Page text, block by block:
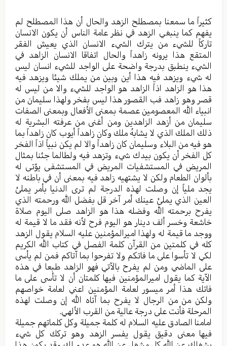
كثيراً ما سمعنا بمصطلح الزهد والحال أن هذا المصطلح لم
يفهم كما ينبغي الزهد في نظر عامة الناس أن يكون الانسان
تاركاً للشيء من يترك الشيء الانسان الذي يعيش الفقر
المتقع هذا يرونه زاهداً والحال اتفاقا الانسان الزاهد في
الشيء ينطبق بدرجة واضحة على الواجد للشيء انسان ليس
له شيء ويزهد فيه هذا أين وبين من يملك شيئا ويزهد فيه
هذا هو الزاهد اذاً الزاهد هو الواجد للشيء والا من ليس له
قصر وهو زاهد فب القصور هذا ليس بفخر ولهذا سليمان من
انبياء الله المعصومين عصمة بمعنى الأفعال وبمعنى الصفات
سليمان من أزهد الزاهدين ومن أغنى من عرفته البشرية له
ذلك الملك الذي لا يشابهُ ملك وكان زاهداً أيوب كان زاهداً بما
هو فيه من البلاء وسليمان كان زاهداً والا لم يكن نبياً اذاً الفخر
كل الفخر أن يكون بيدك شيء وتزهد فيه ولطالما جئنا بمثال
المريض في المستشفيات المريض في المستشفى يؤتى له
بألوان الطعام ولكن لا يشتهيه زاهد فيه بمعنى أن في باطنه لا
يجد ملياً إن وصلت لهذه الدرجة لم ترى الدنيا بأمر يملئ
العين الذي يملئ عينك أمر آخر قل بفضل الله ورحمته الذي
يفرح برحمته الله وفضله هذا هو الزاهد صلى اليوم صلاة
خاشعة وخسر ألف دينار هو اليوم فرح لأنه فقد ما لا قيمة له
ووجد ما قيمة له ولهذا اميرالمؤمنين عليه السلام يقول الزهد
كله في كلمتين من القرآن كلمة الفصل في كتاب الله الكريم
لكي لا تأسوا على ما فاتكم ولا تفرحوا بما آتاكم فمن لم يأسى
على الماضي ومن لم يفرح بالآتي فهو الزاهد طبعا في هذه
الآية كما يقول اميرالمؤمنين فيها كلمتان أن لا تأسى على ما
فاتك هذا أمر ميسور لعامة المؤمنين اعني لعامة خواصهم
ولكن من من الرجال لا يفرح بما آتاه الله إن وصلت لهذه
المرحلة فأنت على درجة عالية من القرب الألهي.
امامنا الصادق عليه السلام له كلمة جميلة وكل كلماتهم جميلة
فيها معنى دقيق يقول يفسر الزهد وهو تركك كل شيء